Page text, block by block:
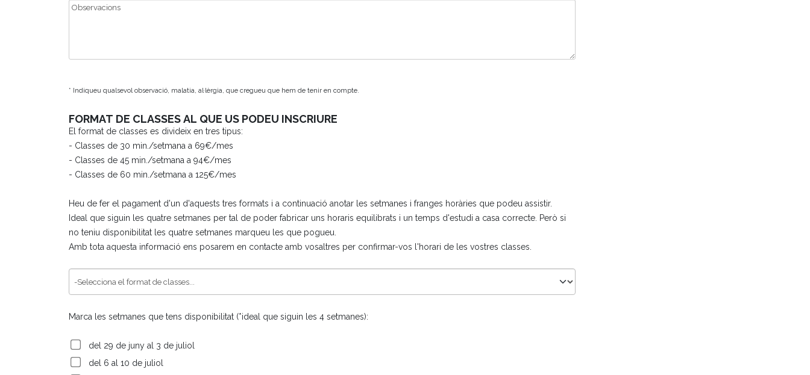
* Indiqueu qualsevol observació, malatia, al·lèrgia, que cregueu que hem de tenir en compte.
FORMAT DE CLASSES AL QUE US PODEU INSCRIURE
El format de classes es divideix en tres tipus:
- Classes de 30 min./setmana a 69€/mes
- Classes de 45 min./setmana a 94€/mes
- Classes de 60 min./setmana a 125€/mes
Heu de fer el pagament d'un d'aquests tres formats i a continuació anotar les setmanes i franges horàries que podeu assistir.
Ideal que siguin les quatre setmanes per tal de poder fabricar uns horaris equilibrats i un temps d'estudi a casa correcte. Però si
no teniu disponibilitat les quatre setmanes marqueu les que pogueu.
Amb tota aquesta informació ens posarem en contacte amb vosaltres per confirmar-vos l'horari de les vostres classes.
del 29 de juny al 3 de juliol
del 6 al 10 de juliol
Marca les setmanes que tens disponibilitat (*ideal que siguin les 4 setmanes):